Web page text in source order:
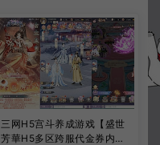
三网H5宫斗养成游戏【盛世
芳華H5多区跨服代金券内购